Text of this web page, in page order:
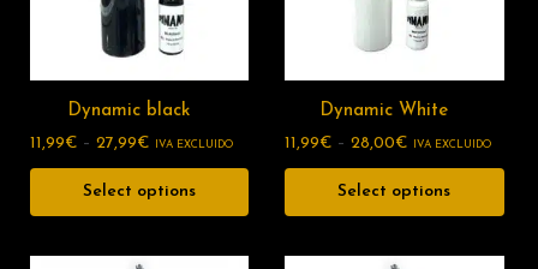
Dynamic black
11,99€ – 27,99€ IVA EXCLUIDO
Select options
Dynamic White
11,99€ –28,00€ IVA EXCLUIDO
Select options